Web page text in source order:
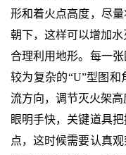
形和着火点高度，尽
朝下，这样可以增加水
合理利用地形。每一
较为复杂的“U”型图
流方向，调节灭火架高
眼明手快，关键道具
点，这时候需要认真